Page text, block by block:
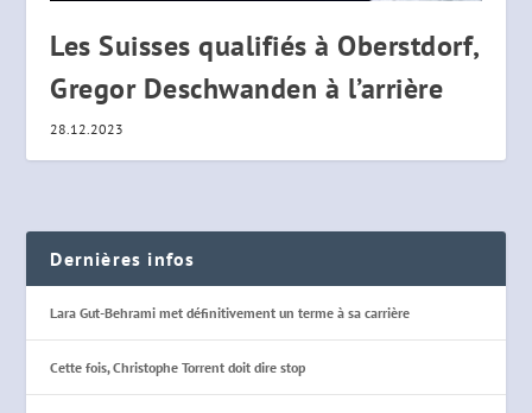
Les Suisses qualifiés à Oberstdorf,
Gregor Deschwanden à l’arrière
28.12.2023
Dernières infos
Lara Gut-Behrami met définitivement un terme à sa carrière
Cette fois, Christophe Torrent doit dire stop